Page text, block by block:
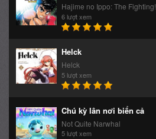
Hajime no Ippo: The Fighting!
6 lượt xem
Helck
Helck
5 lượt xem
Chú kỳ lân nơi biển cả
Not Quite Narwhal
5 lượt xem